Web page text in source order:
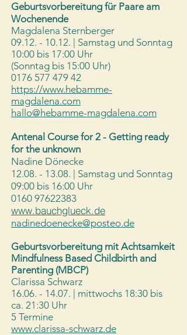
Geburtsvorbereitung für Paare am
Wochenende
Magdalena Sternberger
09.12. - 10.12. | Samstag und Sonntag
10:00 bis 17:00 Uhr
(Sonntag bis 15:00 Uhr)
0176 577 479 42
https://www.hebamme-
magdalena.com
hallo@hebamme-magdalena.com
Antenal Course for 2 - Getting ready
for the unknown
Nadine Dönecke
12.08. - 13.08. | Samstag und Sonntag
09:00 bis 16:00 Uhr
0160 97622383
www.bauchglueck.de
nadinedoenecke@posteo.de
Geburtsvorbereitung mit Achtsamkeit
Mindfulness Based Childbirth and
Parenting (MBCP)
Clarissa Schwarz
16.06. - 14.07. | mittwochs 18:30 bis
ca. 21:30 Uhr
5 Termine
www.clarissa-schwarz.de